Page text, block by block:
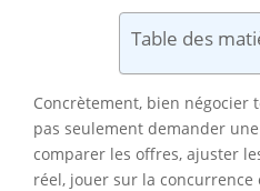
Table des
Concrètement, bien négocier
pas seulement demander une
comparer les offres, ajuster
réel, jouer sur la